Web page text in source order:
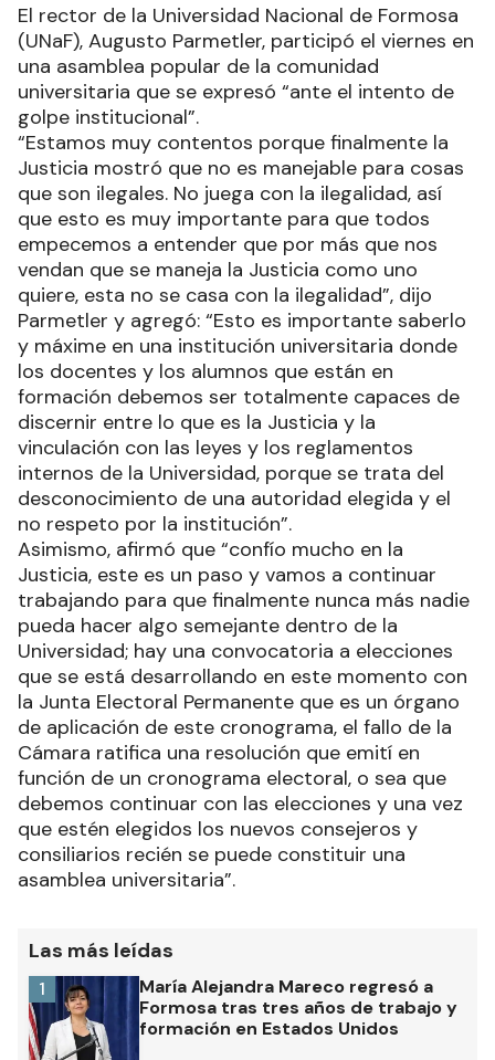
El rector de la Universidad Nacional de Formosa
(UNaF), Augusto Parmetler, participó el viernes en
una asamblea popular de la comunidad
universitaria que se expresó “ante el intento de
golpe institucional”.
“Estamos muy contentos porque finalmente la
Justicia mostró que no es manejable para cosas
que son ilegales. No juega con la ilegalidad, así
que esto es muy importante para que todos
empecemos a entender que por más que nos
vendan que se maneja la Justicia como uno
quiere, esta no se casa con la ilegalidad”, dijo
Parmetler y agregó: “Esto es importante saberlo
y máxime en una institución universitaria donde
los docentes y los alumnos que están en
formación debemos ser totalmente capaces de
discernir entre lo que es la Justicia y la
vinculación con las leyes y los reglamentos
internos de la Universidad, porque se trata del
desconocimiento de una autoridad elegida y el
no respeto por la institución”.
Asimismo, afirmó que “confío mucho en la
Justicia, este es un paso y vamos a continuar
trabajando para que finalmente nunca más nadie
pueda hacer algo semejante dentro de la
Universidad; hay una convocatoria a elecciones
que se está desarrollando en este momento con
la Junta Electoral Permanente que es un órgano
de aplicación de este cronograma, el fallo de la
Cámara ratifica una resolución que emití en
función de un cronograma electoral, o sea que
debemos continuar con las elecciones y una vez
que estén elegidos los nuevos consejeros y
consiliarios recién se puede constituir una
asamblea universitaria”.
Las más leídas
María Alejandra Mareco regresó a
Formosa tras tres años de trabajo y
formación en Estados Unidos
1